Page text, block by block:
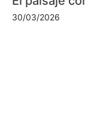
30/03/2026